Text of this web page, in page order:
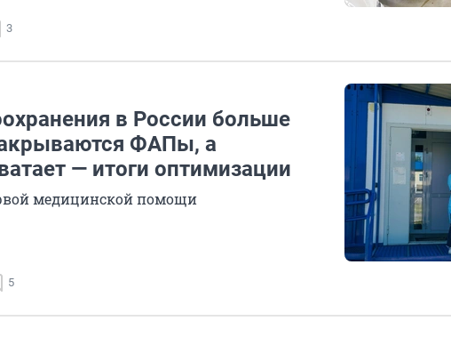
3
в России больше
ФАПы, а
— итоги оптимизации
медицинской помощи
5